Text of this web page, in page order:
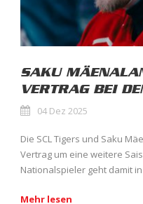
SAKU
VERTRAG BEI
04 Dez 2025
Die SCL Tigers und Saku
Vertrag um eine weitere
Nationalspieler geht damit
Mehr lesen